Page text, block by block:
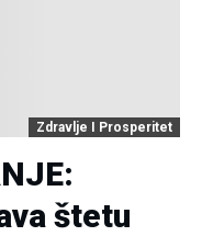
Zdravlje I Prosperitet
štetu